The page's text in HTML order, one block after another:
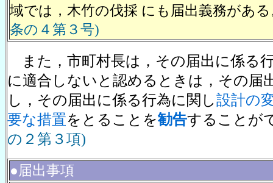
域では，木竹の伐採 にも届出義務があ
条の４第３号)
また，市町村長は，その届出に係る
に適合しないと認めるときは，その届
し，その届出に係る行為に関し設計の
要な措置をとることを勧告することが
の２第３項)
●届出事項